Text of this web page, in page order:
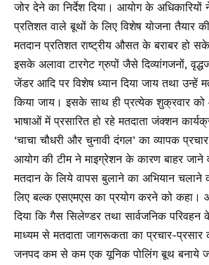
जोर देने का निर्देश दिया। आयोग के
प्रतिशत वाले बूथों के लिए विशेष योजना तैयार
मतदान प्रतिशत राष्ट्रीय औसत के बराबर हो
इसके अलावा टारगेट ग्रुपों जैसे दिव्यांगजनों,
जेंडर आदि पर विशेष ध्यान दिया जाय तथा उन्हें
किया जाय। इसके साथ ही प्रत्येक शुक्रवार
भाषाओं में प्रसारित हो रहे मतदाता जंक्शन
‘चाचा चौधरी और चुनावी दंगल’ का व्यापक
आयोग की टीम ने माइग्रेशन के कारण बाहर जाने
मतदान के लिये वापस बुलाने का अभियान चलाने
लिए बल्क एसएमएस का प्रयोग करने को कहा।
दिया कि गैस सिलेण्डर तथा सार्वजनिक परिवहन
माध्यम से मतदाता जागरूकता का प्रचार-
जनपद कम से कम एक यूनिक पोलिंग बूथ बनाये